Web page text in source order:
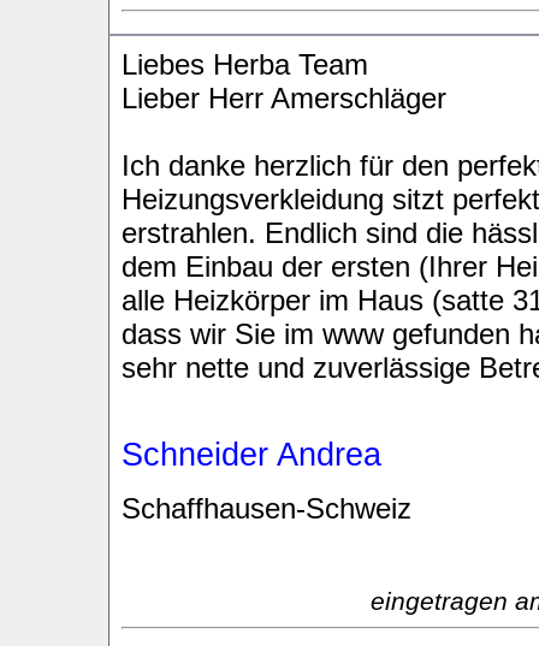
Liebes Herba Team
Lieber Herr Amerschläger
Ich danke herzlich für den
Heizungsverkleidung sitzt
erstrahlen. Endlich sind die
dem Einbau der ersten (Ihrer
alle Heizkörper im Haus (satte
dass wir Sie im www gefunden
sehr nette und zuverlässige
Schneider Andrea
Schaffhausen-Schweiz
eingetragen